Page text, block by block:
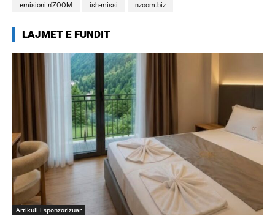
emisioni n'ZOOM ish-missi nzoom.biz
LAJMET E FUNDIT
Artikull i sponzorizuar